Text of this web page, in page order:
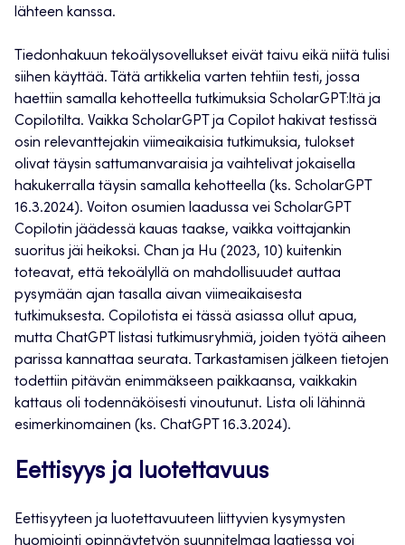
lähteen kanssa.
Tiedonhakuun tekoälysovellukset eivät taivu eikä niitä tulisi
siihen käyttää. Tätä artikkelia varten tehtiin testi, jossa
haettiin samalla kehotteella tutkimuksia ScholarGPT:ltä ja
Copilotilta. Vaikka ScholarGPT ja Copilot hakivat testissä
osin relevanttejakin viimeaikaisia tutkimuksia, tulokset
olivat täysin sattumanvaraisia ja vaihtelivat jokaisella
hakukerralla täysin samalla kehotteella (ks. ScholarGPT
16.3.2024). Voiton osumien laadussa vei ScholarGPT
Copilotin jäädessä kauas taakse, vaikka voittajankin
suoritus jäi heikoksi. Chan ja Hu (2023, 10) kuitenkin
toteavat, että tekoälyllä on mahdollisuudet auttaa
pysymään ajan tasalla aivan viimeaikaisesta
tutkimuksesta. Copilotista ei tässä asiassa ollut apua,
mutta ChatGPT listasi tutkimusryhmiä, joiden työtä aiheen
parissa kannattaa seurata. Tarkastamisen jälkeen tietojen
todettiin pitävän enimmäkseen paikkaansa, vaikkakin
kattaus oli todennäköisesti vinoutunut. Lista oli lähinnä
esimerkinomainen (ks. ChatGPT 16.3.2024).
Eettisyys ja luotettavuus
Eettisyyteen ja luotettavuuteen liittyvien kysymysten
huomiointi opinnäytetyön suunnitelmaa laatiessa voi